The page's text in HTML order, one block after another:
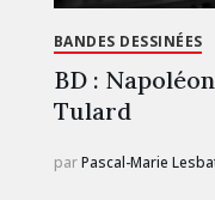
BANDES DESSINÉES
BD :
Tulard
parPascal-Marie